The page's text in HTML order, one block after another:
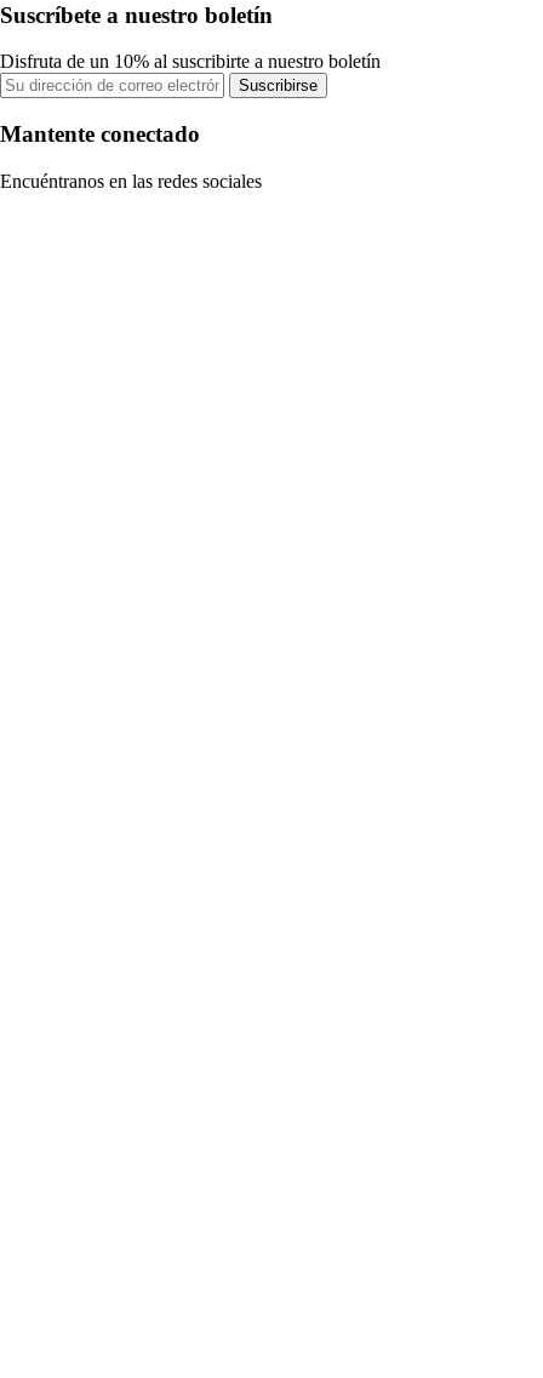
Suscríbete a nuestro boletín
Disfruta de un 10% al suscribirte a nuestro boletín
Suscribirse
Mantente conectado
Encuéntranos en las redes sociales